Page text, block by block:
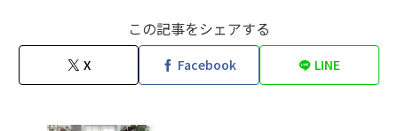
この記事をシェアする
X Facebook LINE